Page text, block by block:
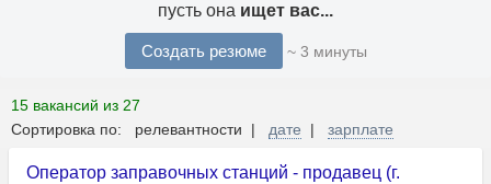
пусть она ищет вас...
Создать резюме ~ 3 минуты
15 вакансий из 27
Сортировка по: релевантности | дате | зарплате
Оператор заправочных станций - продавец (г.